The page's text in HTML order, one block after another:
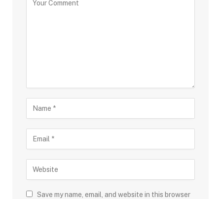
Save my name, email, and website in this browser